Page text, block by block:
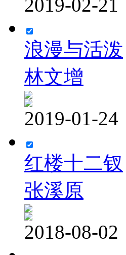
2019-02-21
浪漫与活泼
林文增
2019-01-24
红楼十二钗
张溪原
2018-08-02